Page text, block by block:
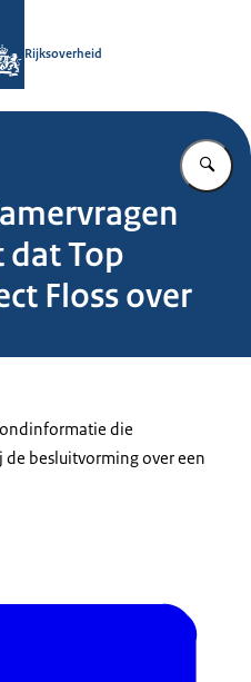
Rijksoverheid
dat Top
Floss over
die
besluitvorming over een